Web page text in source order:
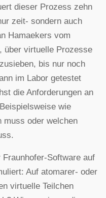
dieser Prozess zehn
zeit- sondern auch
Hamaekers vom
über virtuelle Prozesse
bis nur noch
im Labor getestet
die Anforderungen an
wie
muss oder welchen
Software auf
Auf atomarer- oder
virtuelle Teilchen